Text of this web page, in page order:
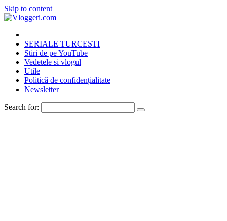
Skip to content
SERIALE TURCESTI
Stiri de pe YouTube
Vedetele si vlogul
Utile
Politică de confidențialitate
Newsletter
Search for: